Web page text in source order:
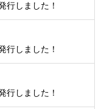
行しました！
行しました！
行しました！